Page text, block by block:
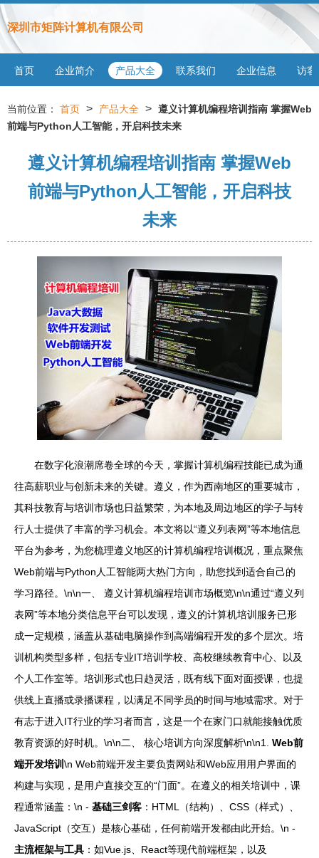
深圳市矩阵计算机有限公司
首页 企业简介 产品大全 联系我们 企业信息 访客
当前位置： 首页 > 产品大全 > 遵义计算机编程培训指南 掌握Web
前端与Python人工智能，开启科技未来
遵义计算机编程培训指南 掌握Web
前端与Python人工智能，开启科技
未来
在数字化浪潮席卷全球的今天，掌握计算机编程技能已成为通
往高薪职业与创新未来的关键。遵义，作为西南地区的重要城市，
其科技教育与培训市场也日益繁荣，为本地及周边地区的学子与转
行人士提供了丰富的学习机会。本文将以“遵义列表网”等本地信息
平台为参考，为您梳理遵义地区的计算机编程培训概况，重点聚焦
Web前端与Python人工智能两大热门方向，助您找到适合自己的
学习路径。\n\n一、 遵义计算机编程培训市场概览\n\n通过“遵义列
表网”等本地分类信息平台可以发现，遵义的计算机培训服务已形
成一定规模，涵盖从基础电脑操作到高端编程开发的多个层次。培
训机构类型多样，包括专业IT培训学校、高校继续教育中心、以及
个人工作室等。培训形式也日趋灵活，既有线下面对面授课，也提
供线上直播或录播课程，以满足不同学员的时间与地域需求。对于
有志于进入IT行业的学习者而言，这是一个在家门口就能接触优质
教育资源的好时机。\n\n二、 核心培训方向深度解析\n\n1. Web前
端开发培训 \n Web前端开发主要负责网站和Web应用用户界面的
构建与实现，是用户直接交互的“门面”。在遵义的相关培训中，课
程通常涵盖：\n - 基础三剑客 ：HTML（结构）、CSS（样式）、
JavaScript（交互）是核心基础，任何前端开发都由此开始。\n -
主流框架与工具 ：如Vue.js、React等现代前端框架，以及